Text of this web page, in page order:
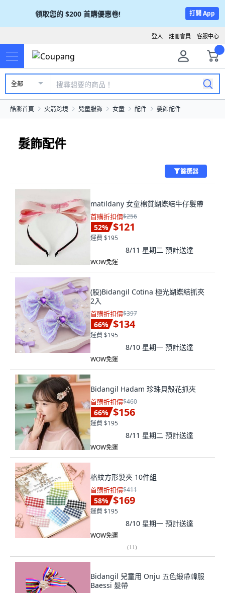
領取您的 $200 首購優惠卷! 打開 App
客服中心
註冊會員
登入
全部
酷澎首頁 火箭跨境 兒童服飾 女童 配件 髮飾配件
髮飾配件
篩選器
matildany 女童棉質蝴蝶結牛仔髮帶
首購折扣價$256
52% $121
運費 $195
8/11 星期二 預計送達
WOW免運
(股)Bidangil Cotina 極光蝴蝶結抓夾
2入
首購折扣價$397
66% $134
運費 $195
8/10 星期一 預計送達
WOW免運
Bidangil Hadam 珍珠貝殼花抓夾
首購折扣價$460
66% $156
運費 $195
8/11 星期二 預計送達
WOW免運
格紋方形髮夾 10件組
首購折扣價$411
58% $169
運費 $195
8/10 星期一 預計送達
WOW免運
(11)
Bidangil 兒童用 Onju 五色緞帶韓服
Baessi 髮帶